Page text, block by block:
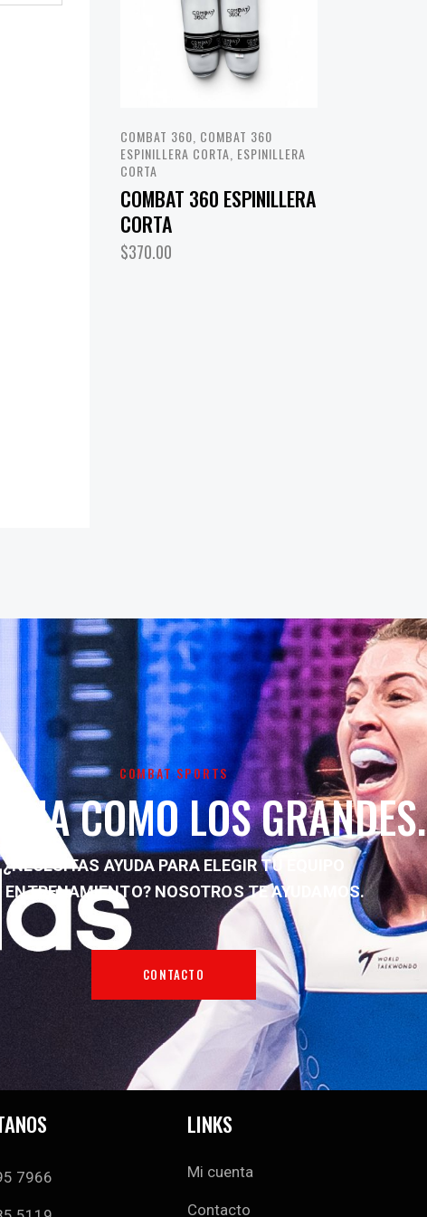
COMBAT 360 COMBAT 360
ESPINILLERA CORTA ESPINILLERA
CORTA
COMBAT 360 ESPINILLERA
CORTA
$370.00
COMBAT SPORTS
COMO LOS GRANDES.
¿NECESITAS AYUDA PARA ELEGIR TU EQUIPO
ENTRENAMIENTO? NOSOTROS TE AYUDAMOS.
CONTACTO
7966
LINKS
Mi cuenta
Contacto